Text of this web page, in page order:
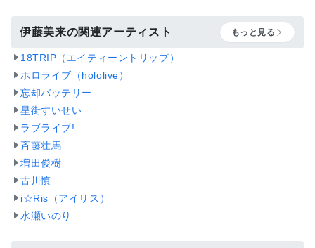
伊藤美来の関連アーティスト もっと見る
18TRIP（エイティーントリップ）
ホロライブ（hololive）
忘却バッテリー
星街すいせい
ラブライブ!
斉藤壮馬
増田俊樹
古川慎
i☆Ris（アイリス）
水瀬いのり